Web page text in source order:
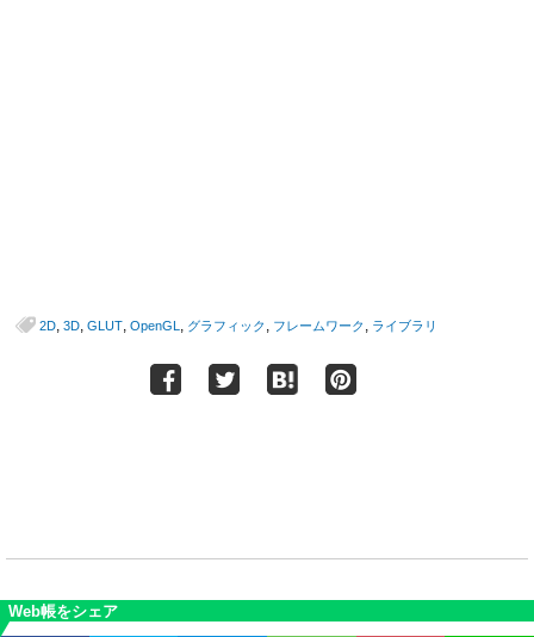
2D 3D GLUT OpenGL グラフィック フレームワーク ライブラリ
Web帳をシェア